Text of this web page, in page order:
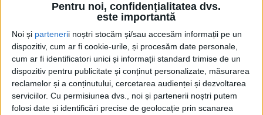
Pentru noi, confidențialitatea dvs.
este importantă
Noi și partenerii noștri stocăm și/sau accesăm informații pe un
dispozitiv, cum ar fi cookie-urile, și procesăm date personale,
cum ar fi identificatori unici și informații standard trimise de un
dispozitiv pentru publicitate și conținut personalizate, măsurarea
reclamelor și a conținutului, cercetarea audienței și dezvoltarea
serviciilor. Cu permisiunea dvs., noi și partenerii noștri putem
folosi date și identificări precise de geolocație prin scanarea
Cu trei victorii și trei egaluri, reprezentanta județului
Suceava a cîștigat turneul ”Patru regiuni pentru
Europa” rezervat echipelor sub 16 ani, găzduit de
localitatea germană Kaufbeuren. În prima zi, marți, 8
august, echipa Liceului cu Program Sportiv a cîștigat